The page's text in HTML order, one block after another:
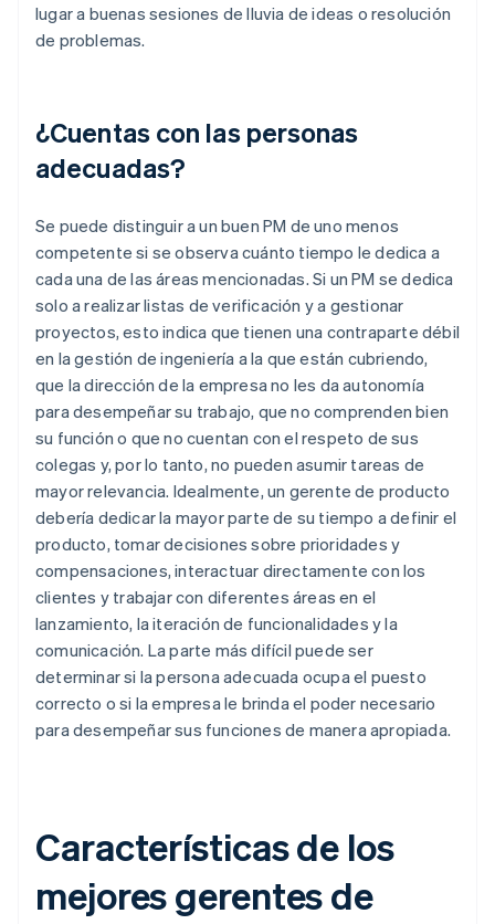
lugar a buenas sesiones de lluvia de ideas o resolución
de problemas.
¿Cuentas con las personas
adecuadas?
Se puede distinguir a un buen PM de uno menos
competente si se observa cuánto tiempo le dedica a
cada una de las áreas mencionadas. Si un PM se dedica
solo a realizar listas de verificación y a gestionar
proyectos, esto indica que tienen una contraparte débil
en la gestión de ingeniería a la que están cubriendo,
que la dirección de la empresa no les da autonomía
para desempeñar su trabajo, que no comprenden bien
su función o que no cuentan con el respeto de sus
colegas y, por lo tanto, no pueden asumir tareas de
mayor relevancia. Idealmente, un gerente de producto
debería dedicar la mayor parte de su tiempo a definir el
producto, tomar decisiones sobre prioridades y
compensaciones, interactuar directamente con los
clientes y trabajar con diferentes áreas en el
lanzamiento, la iteración de funcionalidades y la
comunicación. La parte más difícil puede ser
determinar si la persona adecuada ocupa el puesto
correcto o si la empresa le brinda el poder necesario
para desempeñar sus funciones de manera apropiada.
Características de los
mejores gerentes de